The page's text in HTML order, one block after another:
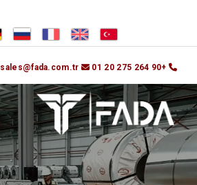
+90 264 275 20 01
sales@fada.com.tr